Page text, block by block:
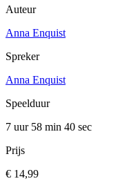
Auteur
Anna Enquist
Spreker
Anna Enquist
Speelduur
7 uur 58 min 40 sec
Prijs
€ 14,99